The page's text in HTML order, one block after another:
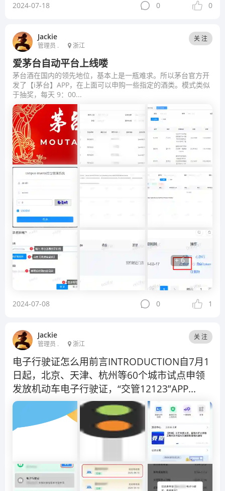
2024-07-18 0 0
Jackie
管理员 . 浙江
关 注
爱茅台自动平台上线喽
茅台酒在国内的领先地位，基本上是一瓶难求。所以茅台官方开
发了【i茅台】APP，在上面可以申购一些指定的酒类。模式类似
于抽奖，每天 9：00...
+ 6
2024-07-08 0 1
Jackie
管理员 . 浙江
关 注
电子行驶证怎么用前言INTRODUCTION自7月1
日起，北京、天津、杭州等60个城市试点申领
发放机动车电子行驶证，“交管12123”APP...